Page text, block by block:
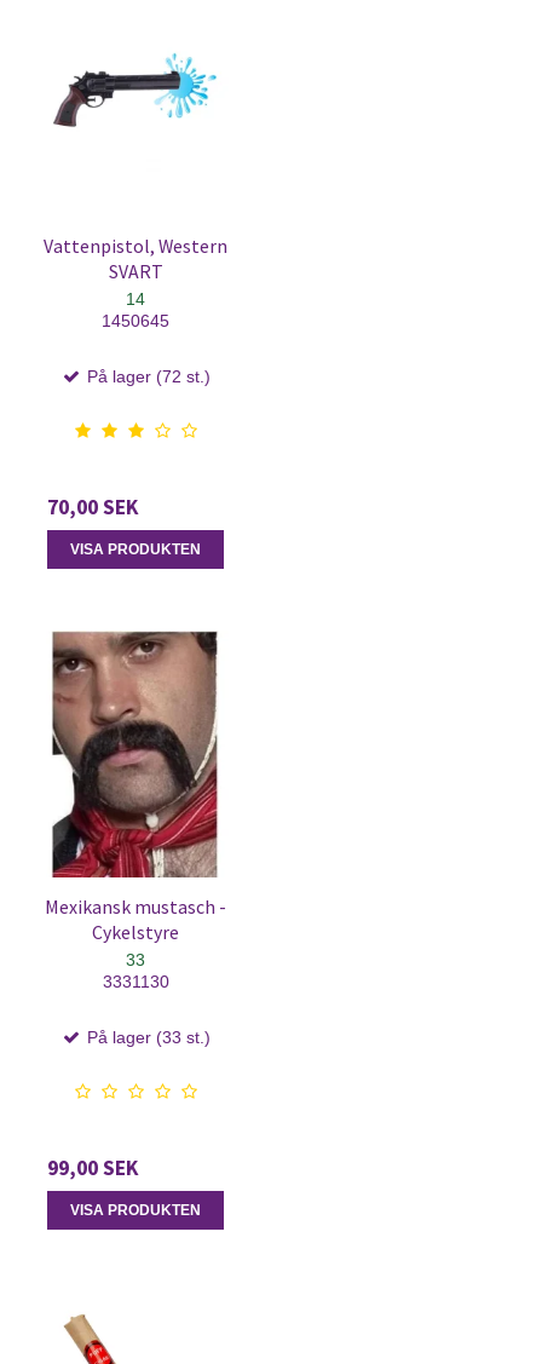
Vattenpistol, Western
SVART
14
1450645
På lager (72 st.)
70,00 SEK
VISA PRODUKTEN
Mexikansk mustasch -
Cykelstyre
33
3331130
På lager (33 st.)
99,00 SEK
VISA PRODUKTEN